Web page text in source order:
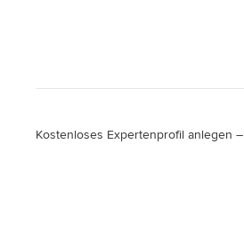
Kostenloses Expertenprofil anlegen –